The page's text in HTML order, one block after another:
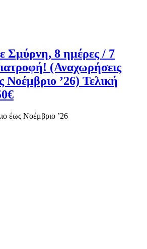
Σμύρνη, 8 ημέρες / 7
(Αναχωρήσεις
Νοέμβριο ’26) Τελική
έως Νοέμβριο ’26